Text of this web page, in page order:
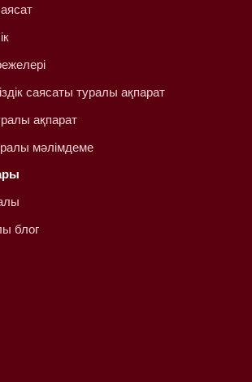
саясаты туралы ақпарат
ақпарат
мәлімдеме
блог